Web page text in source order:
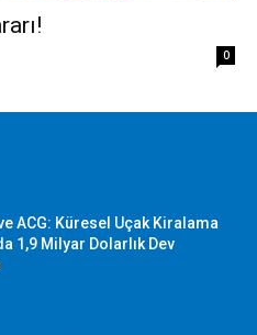
0
ACG: Küresel Uçak Kiralama
1,9 Milyar Dolarlık Dev